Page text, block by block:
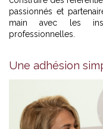
passionnés et
main avec les
professionnelles.
Une adhésion